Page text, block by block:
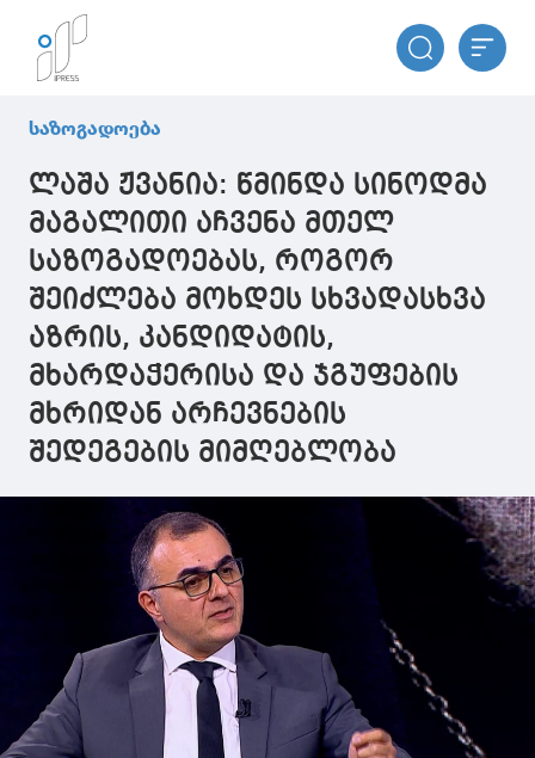
საზოგადოება
ლაშა ჟვანია: წმინდა სინოდმა
მაგალითი აჩვენა მთელ
საზოგადოებას, როგორ
შეიძლება მოხდეს სხვადასხვა
აზრის, კანდიდატის,
მხარდაჭერისა და ჯგუფების
მხრიდან არჩევნების
შედეგების მიმღებლობა